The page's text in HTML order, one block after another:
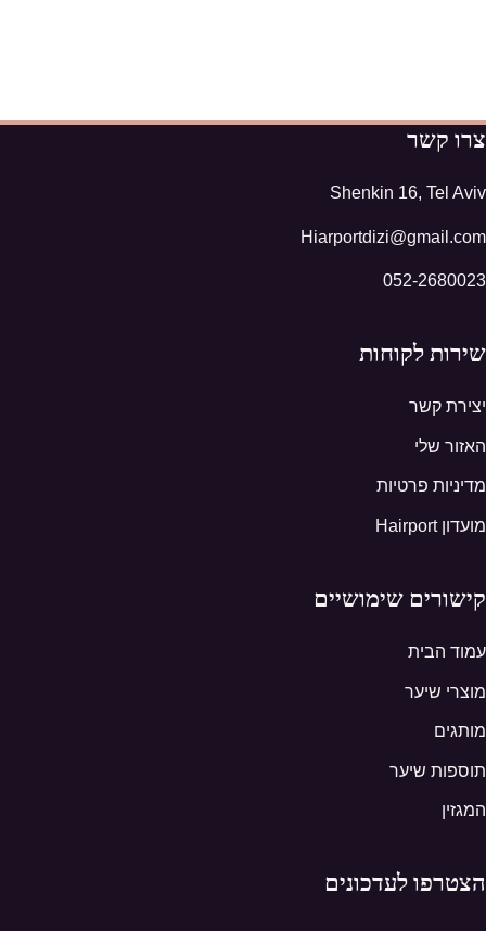
צרו קשר
Shenkin 16, Tel Aviv
Hiarportdizi@gmail.com
052-2680023
שירות לקוחות
יצירת קשר
האזור שלי
מדיניות פרטיות
מועדון Hairport
קישורים שימושיים
עמוד הבית
מוצרי שיער
מותגים
תוספות שיער
המגזין
הצטרפו לעדכונים